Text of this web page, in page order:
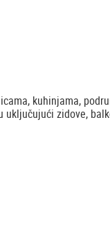
kuhinjama,
uključujući zidove,